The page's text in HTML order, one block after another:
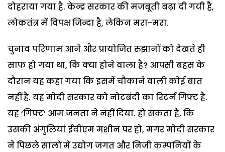
दोहराया गया है. केन्द्र सरकार की मजबूती बढ़ा दी गयी है,
लोकतंत्र में विपक्ष जिन्दा है, लेकिन मरा-मरा.
चुनाव परिणाम आने और प्रायोजित रुझानों को देखते ही
साफ हो गया था, कि क्या होने वाला है? आपसी बहस के
दौरान यह कहा गया कि इसमें चौकाने वाली कोई बात
नहीं है. यह मोदी सरकार को नोटबंदी का रिटर्न गिफ्ट है.
यह ‘गिफ्ट’ आम जनता ने नहीं दिया. हो सकता है, कि
उसकी अंगुलियां ईवीएम मशीन पर हो, मगर मोदी सरकार
ने पिछले सालों में उद्योग जगत और निजी कम्पनियों के